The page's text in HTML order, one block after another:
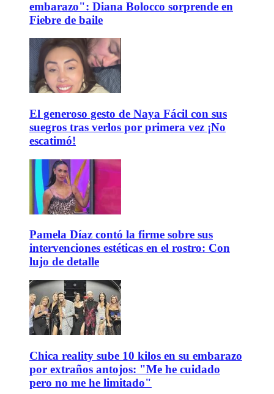
embarazo": Diana Bolocco sorprende en
Fiebre de baile
El generoso gesto de Naya Fácil con sus
suegros tras verlos por primera vez ¡No
escatimó!
Pamela Díaz contó la firme sobre sus
intervenciones estéticas en el rostro: Con
lujo de detalle
Chica reality sube 10 kilos en su embarazo
por extraños antojos: "Me he cuidado
pero no me he limitado"